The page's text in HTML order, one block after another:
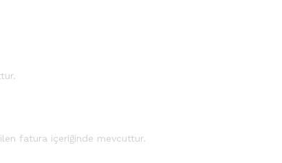
fatura içeriğinde mevcuttur.